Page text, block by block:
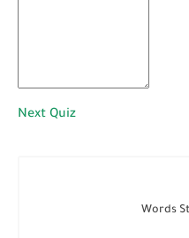
Next Quiz
Words